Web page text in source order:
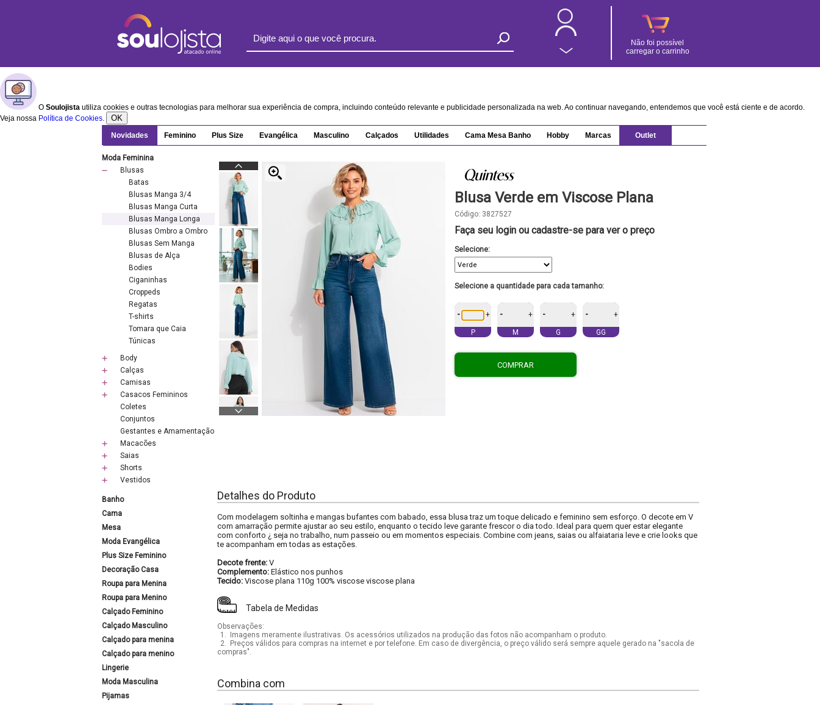
Não foi possível
carregar o carrinho
O Soulojista utiliza cookies e outras tecnologias para melhorar sua experiência de compra, incluindo conteúdo relevante e publicidade personalizada na web. Ao continuar navegando, entendemos que você está ciente e de acordo.
Veja nossa Política de Cookies. OK
Novidades Feminino Plus Size Evangélica Masculino Calçados Utilidades Cama Mesa Banho Hobby Marcas Outlet
Moda Feminina
Blusas
Batas
Blusas Manga 3/4
Blusas Manga Curta
Blusas Manga Longa
Blusas Ombro a Ombro
Blusas Sem Manga
Blusas de Alça
Bodies
Ciganinhas
Croppeds
Regatas
T-shirts
Tomara que Caia
Túnicas
Body
Calças
Camisas
Casacos Femininos
Coletes
Conjuntos
Gestantes e Amamentação
Macacões
Saias
Shorts
Vestidos
Banho
Cama
Mesa
Moda Evangélica
Plus Size Feminino
Decoração Casa
Roupa para Menina
Roupa para Menino
Calçado Feminino
Calçado Masculino
Calçado para menina
Calçado para menino
Lingerie
Moda Masculina
Pijamas
Blusa Verde em Viscose Plana
Código: 3827527
Faça seu login ou cadastre-se para ver o preço
Selecione:
Selecione a quantidade para cada tamanho:
- +
P
- +
M
- +
G
- +
GG
COMPRAR
Detalhes do Produto
Com modelagem soltinha e mangas bufantes com babado, essa blusa traz um toque delicado e feminino sem esforço. O decote em V
com amarração permite ajustar ao seu estilo, enquanto o tecido leve garante frescor o dia todo. Ideal para quem quer estar elegante
com conforto ¿ seja no trabalho, num passeio ou em momentos especiais. Combine com jeans, saias ou alfaiataria leve e crie looks que
te acompanham em todas as estações.
Decote frente: V
Complemento: Elástico nos punhos
Tecido: Viscose plana 110g 100% viscose viscose plana
Tabela de Medidas
Observações:
1.
Imagens meramente ilustrativas. Os acessórios utilizados na produção das fotos não acompanham o produto.
2.
Preços válidos para compras na internet e por telefone. Em caso de divergência, o preço válido será sempre aquele gerado na "sacola de
compras".
Combina com